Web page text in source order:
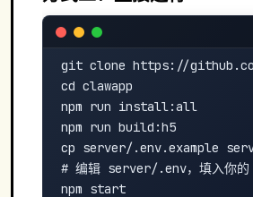
git clone https://
cd clawapp
npm run install:all
npm run build:h5
cp server/.env.example
# 编辑 server/.env，填入你